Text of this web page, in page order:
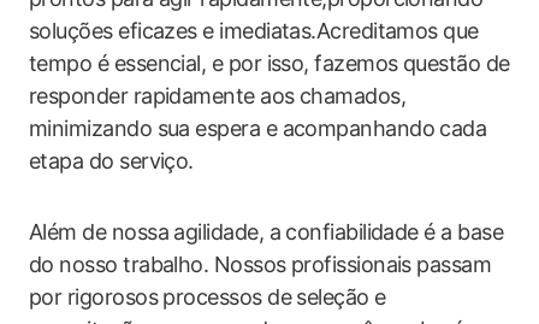
soluções eficazes e imediatas.Acreditamos que
tempo é essencial, e por isso, fazemos questão de
responder rapidamente aos chamados,
minimizando sua espera e acompanhando cada
etapa do serviço.
Além de nossa agilidade, a confiabilidade é a base
do nosso trabalho. Nossos profissionais passam
por rigorosos processos de seleção e